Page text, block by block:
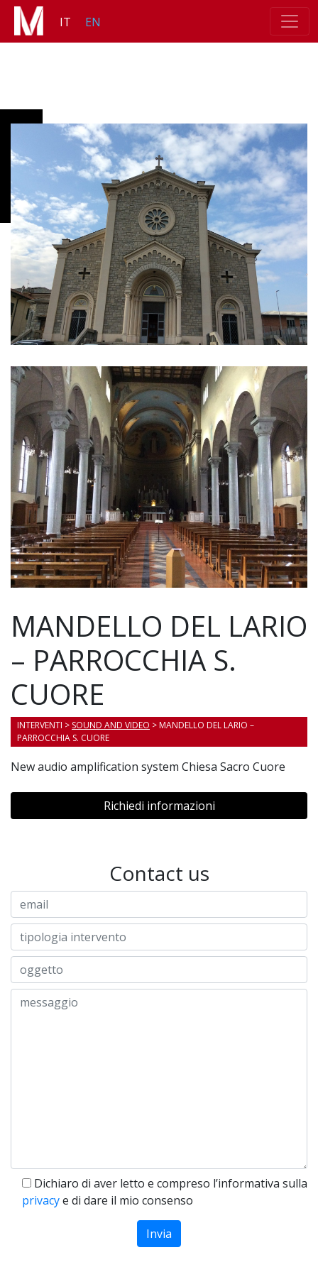
IT EN
MANDELLO DEL LARIO
– PARROCCHIA S.
CUORE
INTERVENTI > SOUND AND VIDEO > MANDELLO DEL LARIO –
PARROCCHIA S. CUORE
New audio amplification system Chiesa Sacro Cuore
Richiedi informazioni
Contact us
Dichiaro di aver letto e compreso l’informativa sulla
privacye di dare il mio consenso